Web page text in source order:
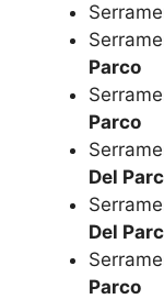
Parco
Parco
Del
Del
Parco